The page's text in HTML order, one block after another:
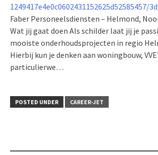
1249417e4e0c0602431152625d52585457/
Faber Personeelsdiensten – Helmond,
Wat jij gaat doen Als schilder laat jij je
mooiste onderhoudsprojecten in regio
Hierbij kun je denken aan woningbouw,
particulierwe…
POSTED UNDER CAREER-JET